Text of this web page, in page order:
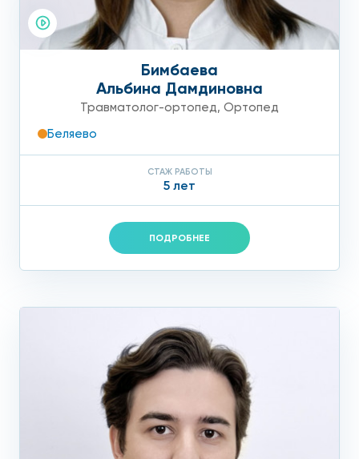
Бимбаева
Альбина Дамдиновна
Травматолог-ортопед, Ортопед
Беляево
СТАЖ РАБОТЫ
5 лет
ПОДРОБНЕЕ